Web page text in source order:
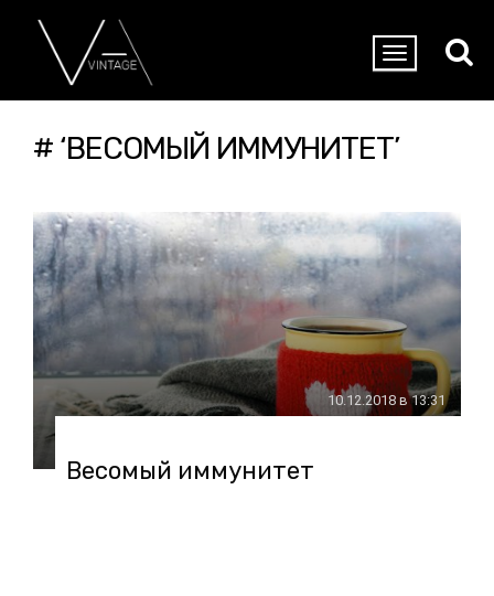
# ‘ВЕСОМЫЙ ИММУНИТЕТ’
10.12.2018 в 13:31
Весомый иммунитет